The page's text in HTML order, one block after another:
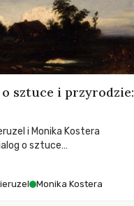
o sztuce i przyrodzie:
i Monika Kostera
o sztuce
przestrzeni oraz
Monika Kostera